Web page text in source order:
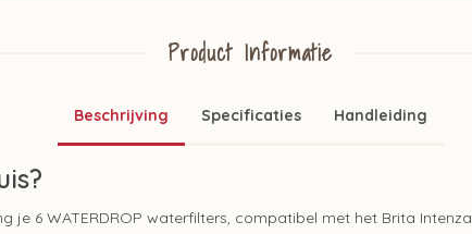
Product Informatie
Beschrijving Specificaties Handleiding
je 6 WATERDROP waterfilters, compatibel met het Brita